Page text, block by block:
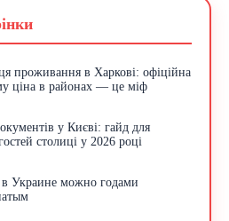
проживання в Харкові: офіційна
ціна в районах — це міф
у Києві: гайд для
столиці у 2026 році
в Украине можно годами